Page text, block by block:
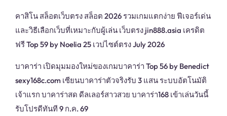
คาสิโน สล็อตเว็บตรง สล็อต 2026 รวมเกมแตกง่าย ฟีเจอร์เด่น
และวิธีเลือกเว็บที่เหมาะกับผู้เล่น เว็บตรง jin888.asia เครดิต
ฟรี Top 59 by Noelia 25 เวปไซต์ตรง July 2026
บาคาร่า เปิดมุมมองใหม่ของเกมบาคาร่า Top 56 by Benedict
sexy168c.com เซียนบาคาร่าตัวจริงรับ 3 แสน ระบบอัตโนมัติ
เจ้าแรก บาคาร่าสด ดีลเลอร์สาวสวย บาคาร่า168 เข้าเล่นวันนี้
รับโปรดีทันที 9 ก.ค. 69